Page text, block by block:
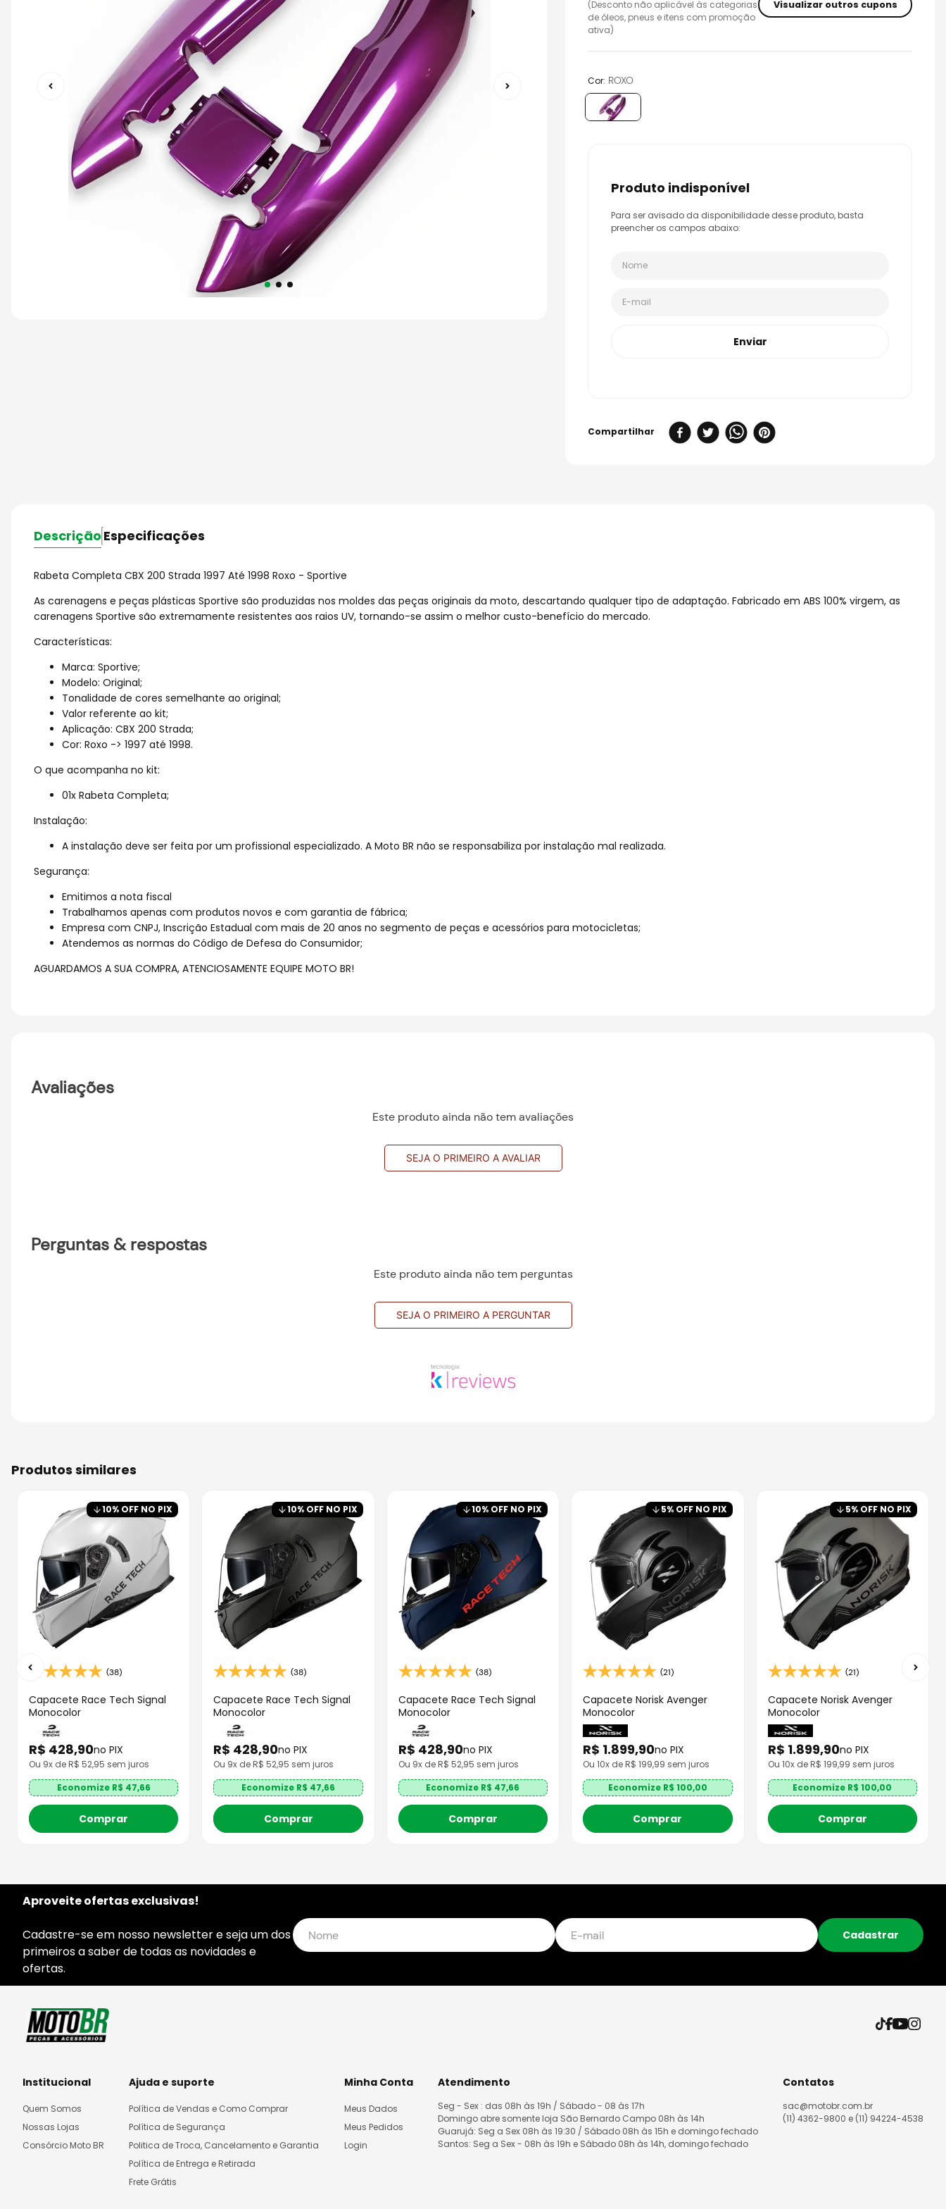
9 º capacete aberto
10º race tech
(Desconto não aplicável às categorias
de óleos, pneus e itens com promoção
ativa)
Visualizar outros cupons
Cor: ROXO
produto indisponível
Para ser avisado da disponibilidade desse produto, basta
preencher os campos abaixo:
Enviar
Descrição Especificações
Rabeta Completa CBX 200 Strada 1997 Até 1998 Roxo - Sportive
As carenagens e peças plásticas Sportive são produzidas nos moldes das peças originais da moto, descartando qualquer tipo de adaptação. Fabricado em ABS 100% virgem, as
carenagens Sportive são extremamente resistentes aos raios UV, tornando-se assim o melhor custo-benefício do mercado.
Características:
Marca: Sportive;
Modelo: Original;
Tonalidade de cores semelhante ao original;
Valor referente ao kit;
Aplicação: CBX 200 Strada;
Cor: Roxo -> 1997 até 1998.
O que acompanha no kit:
01x Rabeta Completa;
Instalação:
A instalação deve ser feita por um profissional especializado. A Moto BR não se responsabiliza por instalação mal realizada.
Segurança:
Emitimos a nota fiscal
Trabalhamos apenas com produtos novos e com garantia de fábrica;
Empresa com CNPJ, Inscrição Estadual com mais de 20 anos no segmento de peças e acessórios para motocicletas;
Atendemos as normas do Código de Defesa do Consumidor;
AGUARDAMOS A SUA COMPRA, ATENCIOSAMENTE EQUIPE MOTO BR!
Avaliações
Este produto ainda não tem avaliações
SEJA O PRIMEIRO A AVALIAR
Perguntas & respostas
Este produto ainda não tem perguntas
SEJA O PRIMEIRO A PERGUNTAR
produtos similares
10% OFF NO PIX
(38)
Capacete Race Tech Signal
Monocolor
R$ 428,90no PIX
Ou 9x de R$ 52,95 sem juros
Economize R$ 47,66
Comprar
10% OFF NO PIX
(38)
Capacete Race Tech Signal
Monocolor
R$ 428,90no PIX
Ou 9x de R$52,95 sem juros
Economize R$ 47,66
Comprar
10% OFF NO PIX
(38)
Capacete Race Tech Signal
Monocolor
R$ 428,90no PIX
Ou 9x de R$ 52,95 sem juros
Economize R$ 47,66
Comprar
5% OFF NO PIX
(21)
Capacete Norisk Avenger
Monocolor
R$ 1.899,90no PIX
Ou10x de R$199,99 sem juros
Economize R$ 100,00
Comprar
5% OFF NO PIX
(21)
Capacete Norisk Avenger
Monocolor
R$ 1.899,90no PIX
Ou 10x de R$ 199,99 sem juros
Economize R$100,00
Comprar
Aproveite ofertas exclusivas!
Cadastre-se em nosso newsletter e seja um dos
primeiros a saber de todas as novidades e
ofertas.
Cadastrar
Institucional
Quem Somos
Nossas Lojas
Consórcio Moto BR
Ajuda e suporte
Política de Vendas e Como Comprar
Política de Segurança
Politica de Troca, Cancelamento e Garantia
Política de Entrega e Retirada
Frete Grátis
Minha Conta
Meus Dados
Meus Pedidos
Login
Atendimento
Seg - Sex : das 08h às 19h / Sábado - 08 às 17h
Domingo abre somente loja São Bernardo Campo 08h às 14h
Guarujá: Seg a Sex 08h às 19:30 / Sábado 08h às 15h e domingo fechado
Santos: Seg a Sex - 08h às 19h e Sábado 08h às 14h, domingo fechado
Contatos
sac@motobr.com.br
(11) 4362-9800 e (11) 94224-4538